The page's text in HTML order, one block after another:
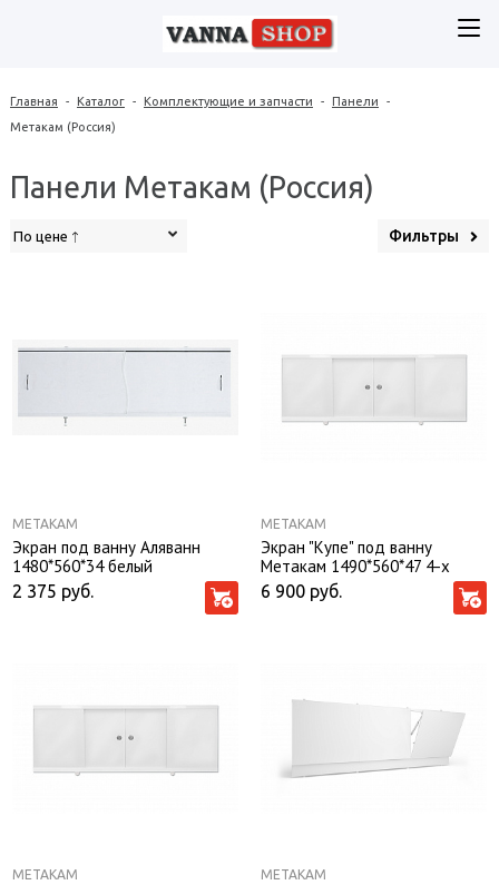
Главная - Каталог - Комплектующие и запчасти - Панели
-
Метакам (Россия)
Панели Метакам (Россия)
По цене Фильтры
МЕТАКАМ
Экран под ванну Аляванн
1480*560*34 белый
2 375 руб.
МЕТАКАМ
Экран "Купе" под ванну
Метакам 1490*560*47 4-х
дверный, белый
6 900 руб.
МЕТАКАМ МЕТАКАМ